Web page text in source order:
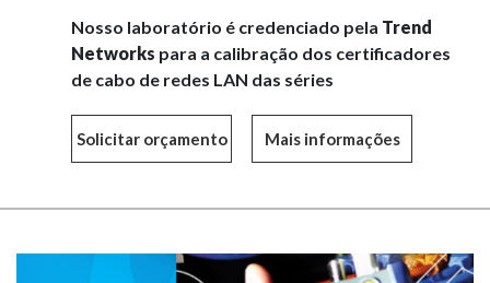
Nosso laboratório é credenciado pela Trend
Networks para a calibração dos certificadores
de cabo de redes LAN das séries
Mais informações